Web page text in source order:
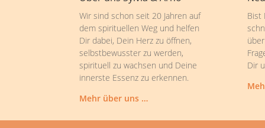
Wir sind schon seit 20 Jahren auf
dem spirituellen Weg und helfen
Dir dabei, Dein Herz zu öffnen,
selbstbewusster zu werden,
spirituell zu wachsen und Deine
innerste Essenz zu erkennen.
Mehr über uns …
Bist
Dir